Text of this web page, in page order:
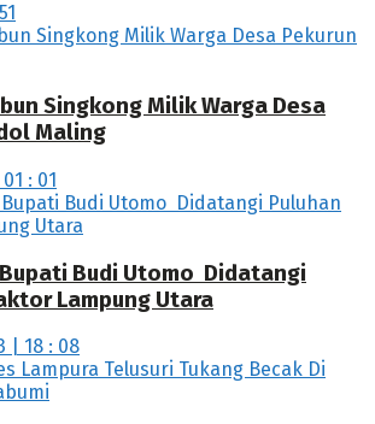
Singkong Milik Warga Desa
Maling
: 01
Budi Utomo Didatangi
Lampung Utara
| 18 : 08